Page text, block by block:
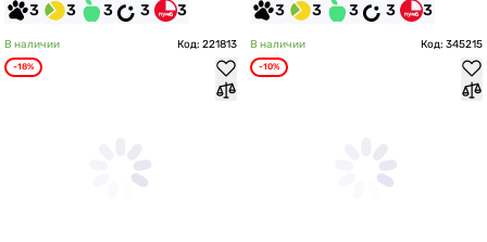
3 3 3 3 3 3 3 3 3 3
В наличии Код: 221813
-18%
В наличии Код: 345215
-10%